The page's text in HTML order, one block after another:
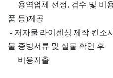
용역업체 선정, 검수 및 비
품 등)제공
- 저자물 라이센싱 제작 컨소
물 증빙서류 및 실물 확인 후
비용지출